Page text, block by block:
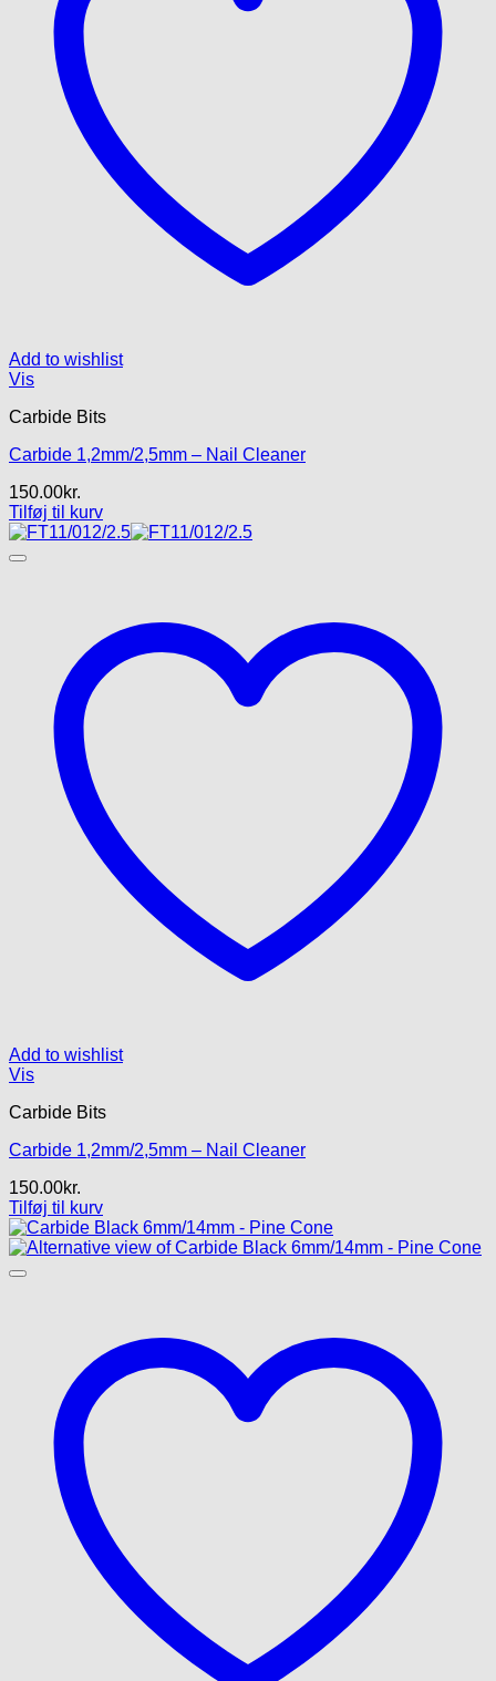
Add to wishlist
Vis
Carbide Bits
Carbide 1,2mm/2,5mm – Nail Cleaner
150.00kr.
Tilføj til kurv
Add to wishlist
Vis
Carbide Bits
Carbide 1,2mm/2,5mm – Nail Cleaner
150.00kr.
Tilføj til kurv